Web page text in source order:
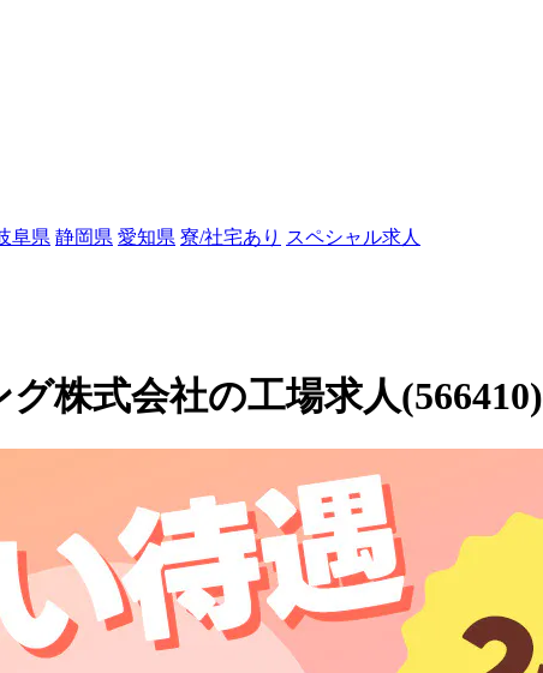
阜県 静岡県 愛知県 寮/社宅あり スペシャル求人
株式会社の工場求人(566410)